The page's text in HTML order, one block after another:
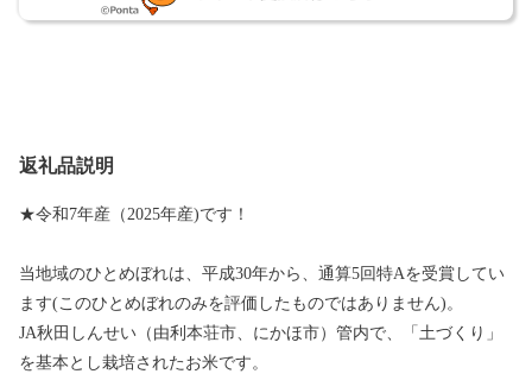
返礼品説明
★令和7年産（2025年産)です！
当地域のひとめぼれは、平成30年から、通算5回特Aを受賞してい
ます(このひとめぼれのみを評価したものではありません)。
JA秋田しんせい（由利本荘市、にかほ市）管内で、「土づくり」
を基本とし栽培されたお米です。